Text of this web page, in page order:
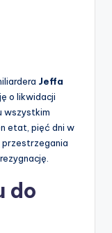
Jeffa
o likwidacji
wszystkim
etat, pięć dni w
przestrzegania
do